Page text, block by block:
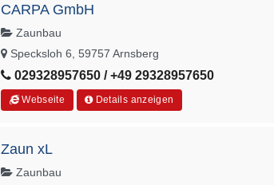
CARPA GmbH
Zaunbau
Specksloh 6, 59757 Arnsberg
029328957650 / +49 29328957650
Webseite Details anzeigen
Zaun xL
Zaunbau